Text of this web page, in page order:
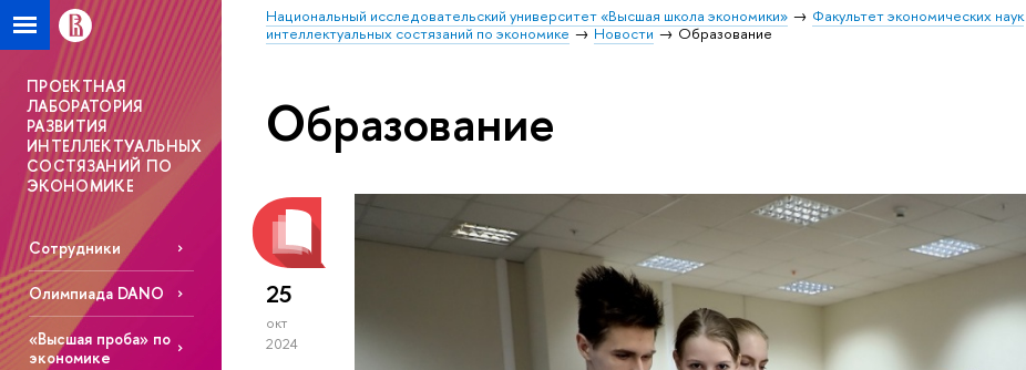
Национальный исследовательский университет «Высшая школа экономики» Факультет экономических наук
интеллектуальных состязаний по экономике
Новости Образование
ПРОЕКТНАЯ
ЛАБОРАТОРИЯ
РАЗВИТИЯ
ИНТЕЛЛЕКТУАЛЬНЫХ
СОСТЯЗАНИЙ ПО
ЭКОНОМИКЕ
Сотрудники
Олимпиада DANO
«Высшая проба» по
экономике
Образование
25
окт
2024